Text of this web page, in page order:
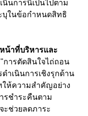
นินการนี้เป็นไปตาม
บุในข้อกำหนดสิทธิ
น้าที่บริหารและ
"การตัดสินใจไถ่ถอน
ำเนินการเชิงรุกด้าน
ให้ความสำคัญอย่าง
รชำระคืนตาม
ะช่วยลดภาระ